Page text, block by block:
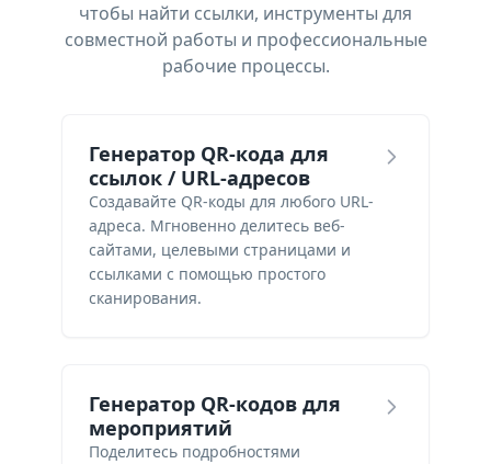
чтобы найти ссылки, инструменты для
совместной работы и профессиональные
рабочие процессы.
Генератор QR-кода для
ссылок / URL-адресов
Создавайте QR-коды для любого URL-
адреса. Мгновенно делитесь веб-
сайтами, целевыми страницами и
ссылками с помощью простого
сканирования.
Генератор QR-кодов для
мероприятий
Поделитесь подробностями